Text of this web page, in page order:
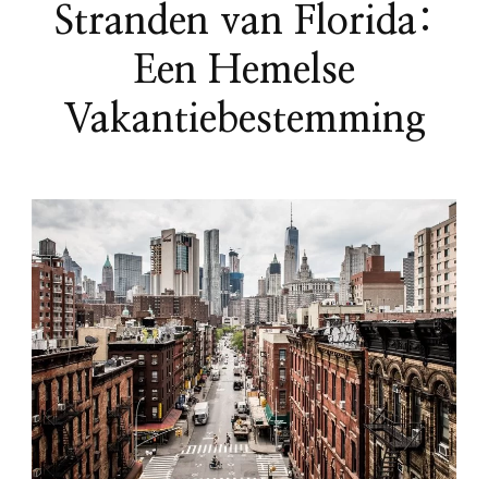
Stranden van Florida:
Een Hemelse
Vakantiebestemming